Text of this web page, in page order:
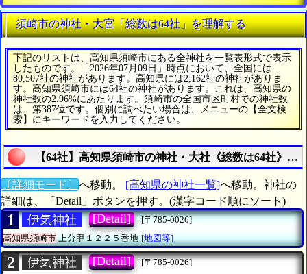
須崎市の神社・大宮「総数は64社」を理解する
下記のリストは、高知県須崎市にある全神社を一覧表形式で表示
したものです。「2026年07月09日」時点において、全国には
80,507社の神社があります。高知県には2,162社の神社がありま
す。高知県須崎市には64社の神社があります。これは、高知県の
神社数の2.96%にあたります。須崎市の全国市区町村での神社数
は、第387位です。個別に調べたい場合は、メニューの【全文検
索】にキーワードを入力してください。
【64社】高知県須崎市の神社・大社《総数は64社》の
〔詳細モード〕 へ移動。 [高知県の神社一覧]へ移動。神社の
詳細は、「Detail」ボタンを押す。(漢字コード順にソート)
1 伊気神社 [Detail]
[〒785-0026]
高知県須崎市上分甲１２２５番地 [地図等]
2 伊気神社 [Detail]
[〒785-0026]